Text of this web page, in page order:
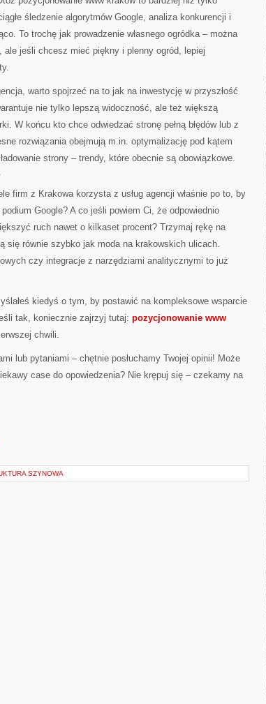
śledzenie algorytmów Google, analiza konkurencji i
To trochę jak prowadzenie własnego ogródka – można
ale jeśli chcesz mieć piękny i plenny ogród, lepiej
warto spojrzeć na to jak na inwestycję w przyszłość
nie tylko lepszą widoczność, ale też większą
W końcu kto chce odwiedzać stronę pełną błędów lub z
rozwiązania obejmują m.in. optymalizację pod kątem
strony – trendy, które obecnie są obowiązkowe.
firm z Krakowa korzysta z usług agencji właśnie po to, by
Google? A co jeśli powiem Ci, że odpowiednio
ruch nawet o kilkaset procent? Trzymaj rękę na
się równie szybko jak moda na krakowskich ulicach.
czy integracje z narzędziami analitycznymi to już
kiedyś o tym, by postawić na kompleksowe wsparcie
tak, koniecznie zajrzyj tutaj: pozycjonowanie www
chwili.
lub pytaniami – chętnie posłuchamy Twojej opinii! Może
case do opowiedzenia? Nie krępuj się – czekamy na
SZYNOWA